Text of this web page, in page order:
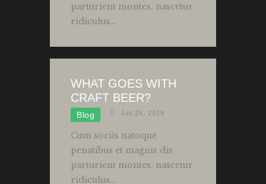
parturient montes, nascetur
ridiculus…
WHAT GOES WITH
CRAFT BEER?
Blog Juli 25, 2019
Cum sociis natoque
penatibus et magnis dis
parturient montes, nascetur
ridiculus…